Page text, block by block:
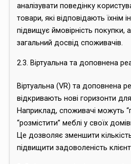
аналізувати поведінку
товари, які відповідають їхнім
підвищує ймовірність покупки,
загальний досвід споживачів.
2.3. Віртуальна та доповнена
Віртуальна (VR) та доповнена
відкривають нові горизонти
Наприклад, споживачі можуть
“розмістити” меблі у своїх
Це дозволяє зменшити
підвищити задоволеність